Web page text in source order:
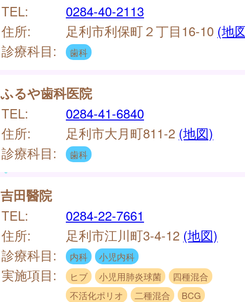
TEL:
0284-40-2113
住所:
足利市利保町２丁目16-10 (地
診療科目:
歯科
ふるや歯科医院
TEL:
0284-41-6840
住所:
足利市大月町811-2 (地図)
診療科目:
歯科
吉田醫院
TEL:
0284-22-7661
住所:
足利市江川町3-4-12 (地図)
診療科目:
内科 小児内科
実施項目: ヒブ 小児用肺炎球菌
四種混合
不活化ポリオ
二種混合
BCG